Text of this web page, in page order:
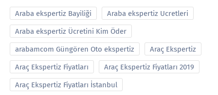
Araba ekspertiz Bayiliği Araba ekspertiz Ucretleri
Araba ekspertiz Ücretini Kim Öder
arabamcom Güngören Oto ekspertiz Araç Ekspertiz
Araç Ekspertiz Fiyatları Araç Ekspertiz Fiyatları 2019
Araç Ekspertiz Fiyatları İstanbul